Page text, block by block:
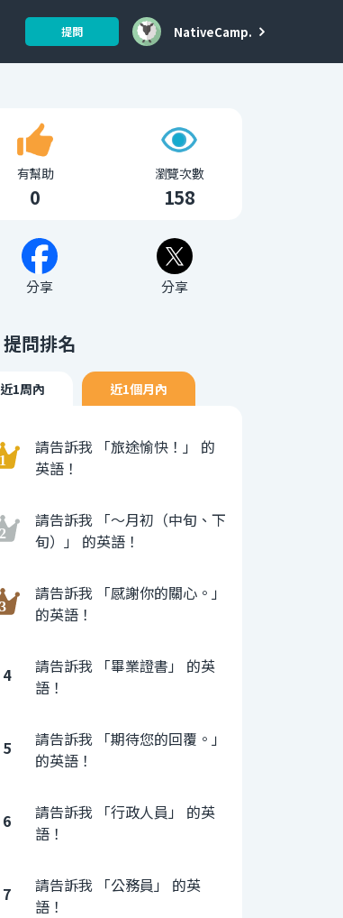
提問 NativeCamp.
有幫助
0
瀏覽次數
158
分享 分享
提問排名
近1周內 近1個月內
請告訴我 「旅途愉快！」 的
英語！
請告訴我 「〜月初（中旬、下
旬）」 的英語！
請告訴我 「感謝你的關心。」
的英語！
4
請告訴我 「畢業證書」 的英
語！
5
請告訴我 「期待您的回覆。」
的英語！
6
請告訴我 「行政人員」 的英
語！
7
請告訴我 「公務員」 的英
語！